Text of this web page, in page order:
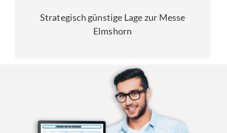
Strategisch günstige Lage zur Messe
Elmshorn